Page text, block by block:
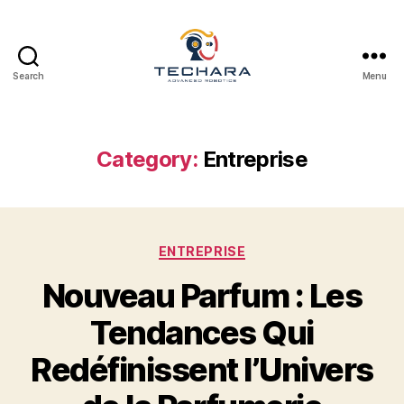
Search Menu
Category: Entreprise
Categories
ENTREPRISE
Nouveau Parfum : Les
Tendances Qui
Redéfinissent l’Univers